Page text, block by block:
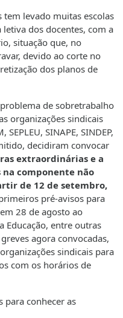
tem levado muitas escolas
dos docentes, com a
situação que, no
devido ao corte no
dos planos de
de sobretrabalho
organizações sindicais
SEPLEU, SINAPE, SINDEP,
decidiram convocar
extraordinárias e a
componente não
de 12 de setembro,
pré-avisos para
28 de agosto ao
entre outras
agora convocadas,
sindicais para
com os horários de
para conhecer as